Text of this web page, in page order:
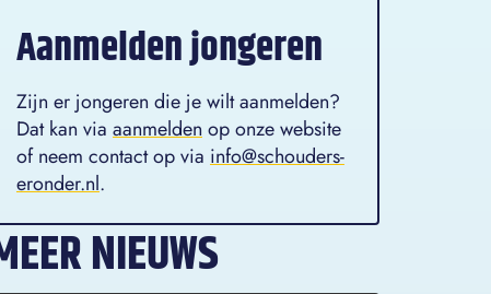
Aanmelden jongeren
Zijn er jongeren die je wilt aanmelden?
Dat kan via aanmeldenop onze website
of neem contact op via info@schouders-
eronder.nl.
NIEUWS